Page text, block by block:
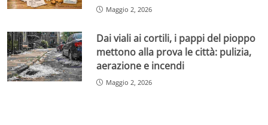
Maggio 2, 2026
Dai viali ai cortili, i pappi del pioppo
mettono alla prova le città: pulizia,
aerazione e incendi
Maggio 2, 2026